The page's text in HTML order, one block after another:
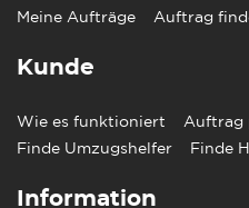
Meine Aufträge
Auftrag
Kunde
Wie es funktioniert Auftrag
Finde Umzugshelfer
Finde
Information